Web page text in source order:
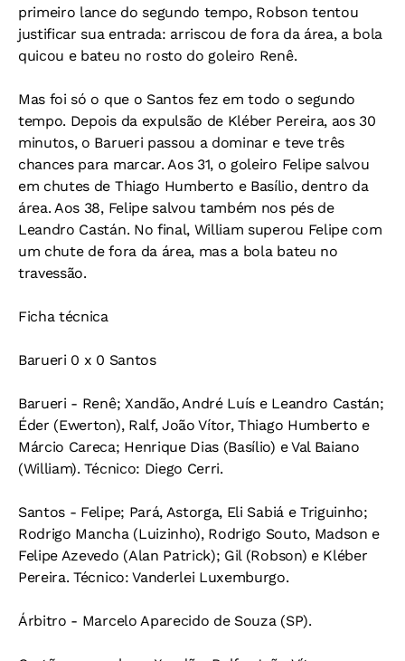
primeiro lance do segundo tempo, Robson tentou
justificar sua entrada: arriscou de fora da área, a bola
quicou e bateu no rosto do goleiro Renê.
Mas foi só o que o Santos fez em todo o segundo
tempo. Depois da expulsão de Kléber Pereira, aos 30
minutos, o Barueri passou a dominar e teve três
chances para marcar. Aos 31, o goleiro Felipe salvou
em chutes de Thiago Humberto e Basílio, dentro da
área. Aos 38, Felipe salvou também nos pés de
Leandro Castán. No final, William superou Felipe com
um chute de fora da área, mas a bola bateu no
travessão.
Ficha técnica
Barueri 0 x 0 Santos
Barueri - Renê; Xandão, André Luís e Leandro Castán;
Éder (Ewerton), Ralf, João Vítor, Thiago Humberto e
Márcio Careca; Henrique Dias (Basílio) e Val Baiano
(William). Técnico: Diego Cerri.
Santos - Felipe; Pará, Astorga, Eli Sabiá e Triguinho;
Rodrigo Mancha (Luizinho), Rodrigo Souto, Madson e
Felipe Azevedo (Alan Patrick); Gil (Robson) e Kléber
Pereira. Técnico: Vanderlei Luxemburgo.
Árbitro - Marcelo Aparecido de Souza (SP).